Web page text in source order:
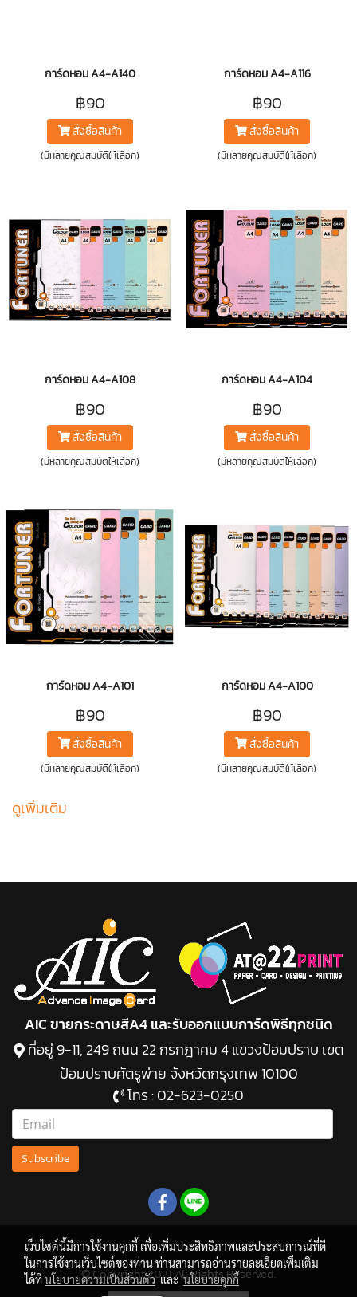
การ์ดหอม A4-A140
฿90
สั่งซื้อสินค้า
(มีหลายคุณสมบัติให้เลือก)
การ์ดหอม A4-A116
฿90
สั่งซื้อสินค้า
(มีหลายคุณสมบัติให้เลือก)
การ์ดหอม A4-A108
฿90
สั่งซื้อสินค้า
(มีหลายคุณสมบัติให้เลือก)
การ์ดหอม A4-A104
฿90
สั่งซื้อสินค้า
(มีหลายคุณสมบัติให้เลือก)
การ์ดหอม A4-A101
฿90
สั่งซื้อสินค้า
(มีหลายคุณสมบัติให้เลือก)
การ์ดหอม A4-A100
฿90
สั่งซื้อสินค้า
(มีหลายคุณสมบัติให้เลือก)
ดูเพิ่มเติม
AIC ขายกระดาษสีA4 และรับออกแบบการ์ดพิธีทุกชนิด
ที่อยู่ 9-11, 249 ถนน 22 กรกฎาคม 4 แขวงป้อมปราบ เขต
ป้อมปราบศัตรูพ่าย จังหวัดกรุงเทพ 10100
โทร :02-623-0250
Subscribe
© Copyright 2021 All Rights Reserved.
เว็บไซต์นี้มีการใช้งานคุกกี้ เพื่อเพิ่มประสิทธิภาพและประสบการณ์ที่ดี
ในการใช้งานเว็บไซต์ของท่าน ท่านสามารถอ่านรายละเอียดเพิ่มเติม
ได้ที่นโยบายความเป็นส่วนตัวและนโยบายคุกกี้